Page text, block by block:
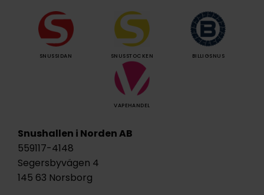
SNUSSIDAN SNUSSTOCKEN BILLIGSNUS
VAPEHANDEL
Snushallen i Norden AB
559117-4148
Segersbyvägen 4
145 63 Norsborg